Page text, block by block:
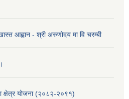
आह्वान - श्री अरुणोदय मा वि चरम्बी
क्षेत्र योजना (२०८२-२०९१)